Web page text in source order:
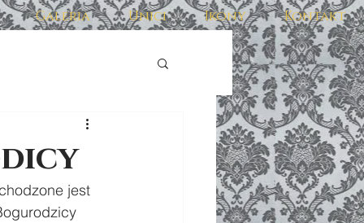
Galeria Unici Ikony Kontakt
jest